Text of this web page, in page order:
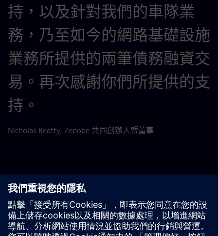
持，以及針對我們的車隊業
務，乃至如今的網路基礎設施
業務所提供的兩筆債務融資交
易。再次感謝你們所提供的支
持。
Nicholas Beatty, Zenobē 共同創辦人暨董事
能源轉型仰賴如 BESS 等頂尖技術解決方案，而投資這些方
案對於支持再生能源持續擴建刻不容緩。因此，SFS 很榮幸
能支持這類開創性專案，協助 Zenobē 實現其在英國電池儲
能市場投資 7.5 億英鎊的目標，加速再生能源採用，並為英
國邁向淨零未來鋪路。